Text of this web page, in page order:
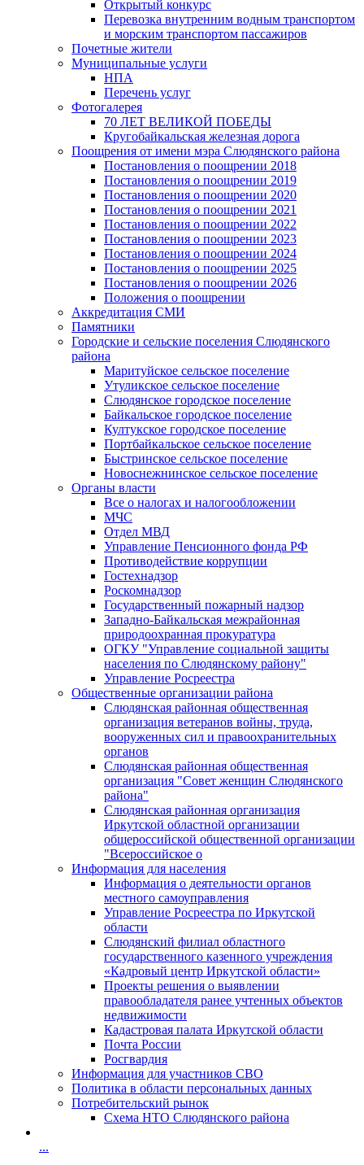
Открытый конкурс
Перевозка внутренним водным транспортом
и морским транспортом пассажиров
Почетные жители
Муниципальные услуги
НПА
Перечень услуг
Фотогалерея
70 ЛЕТ ВЕЛИКОЙ ПОБЕДЫ
Кругобайкальская железная дорога
Поощрения от имени мэра Слюдянского района
Постановления о поощрении 2018
Постановления о поощрении 2019
Постановления о поощрении 2020
Постановления о поощрении 2021
Постановления о поощрении 2022
Постановления о поощрении 2023
Постановления о поощрении 2024
Постановления о поощрении 2025
Постановления о поощрении 2026
Положения о поощрении
Аккредитация СМИ
Памятники
Городские и сельские поселения Слюдянского
района
Маритуйское сельское поселение
Утуликское сельское поселение
Слюдянское городское поселение
Байкальское городское поселение
Култукское городское поселение
Портбайкальское сельское поселение
Быстринское сельское поселение
Новоснежнинское сельское поселение
Органы власти
Все о налогах и налогообложении
МЧС
Отдел МВД
Управление Пенсионного фонда РФ
Противодействие коррупции
Гостехнадзор
Роскомнадзор
Государственный пожарный надзор
Западно-Байкальская межрайонная
природоохранная прокуратура
ОГКУ "Управление социальной защиты
населения по Слюдянскому району"
Управление Росреестра
Общественные организации района
Слюдянская районная общественная
организация ветеранов войны, труда,
вооруженных сил и правоохранительных
органов
Слюдянская районная общественная
организация "Совет женщин Слюдянского
района"
Слюдянская районная организация
Иркутской областной организации
общероссийской общественной организации
"Всероссийское о
Информация для населения
Информация о деятельности органов
местного самоуправления
Управление Росреестра по Иркутской
области
Слюдянский филиал областного
государственного казенного учреждения
«Кадровый центр Иркутской области»
Проекты решения о выявлении
правообладателя ранее учтенных объектов
недвижимости
Кадастровая палата Иркутской области
Почта России
Росгвардия
Информация для участников СВО
Политика в области персональных данных
Потребительский рынок
Схема НТО Слюдянского района
...